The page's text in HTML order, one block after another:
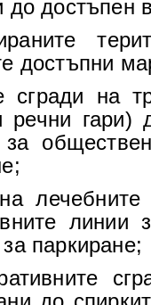
до достъпен
достъпни
на
гари)
за
паркиране;